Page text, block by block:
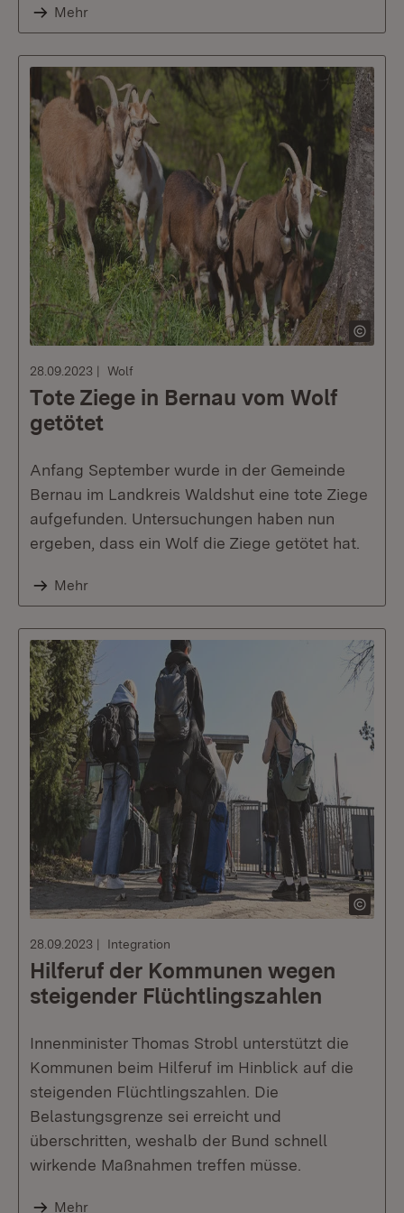
Mehr
28.09.2023 Wolf
Tote Ziege in Bernau vom Wolf
getötet
Anfang September wurde in der Gemeinde
Bernau im Landkreis Waldshut eine tote Ziege
aufgefunden. Untersuchungen haben nun
ergeben, dass ein Wolf die Ziege getötet hat.
Mehr
28.09.2023 Integration
Hilferuf der Kommunen wegen
steigender Flüchtlingszahlen
Innenminister Thomas Strobl unterstützt die
Kommunen beim Hilferuf im Hinblick auf die
steigenden Flüchtlingszahlen. Die
Belastungsgrenze sei erreicht und
überschritten, weshalb der Bund schnell
wirkende Maßnahmen treffen müsse.
Mehr